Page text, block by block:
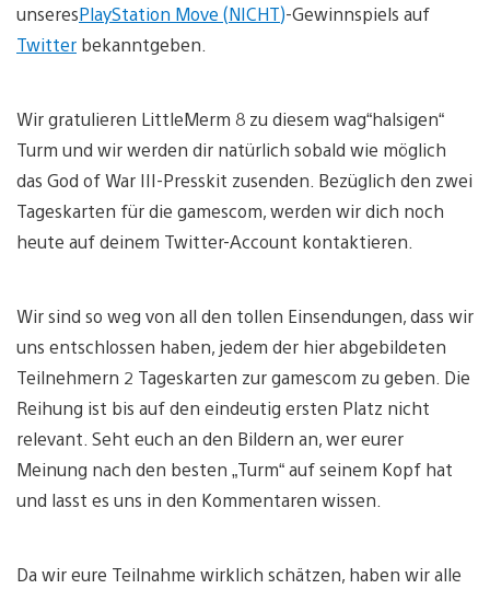
unseresPlayStation Move (NICHT)-Gewinnspiels auf
Twitter bekanntgeben.
Wir gratulieren LittleMerm 8 zu diesem wag“halsigen“
Turm und wir werden dir natürlich sobald wie möglich
das God of War III-Presskit zusenden. Bezüglich den zwei
Tageskarten für die gamescom, werden wir dich noch
heute auf deinem Twitter-Account kontaktieren.
Wir sind so weg von all den tollen Einsendungen, dass wir
uns entschlossen haben, jedem der hier abgebildeten
Teilnehmern 2 Tageskarten zur gamescom zu geben. Die
Reihung ist bis auf den eindeutig ersten Platz nicht
relevant. Seht euch an den Bildern an, wer eurer
Meinung nach den besten „Turm“ auf seinem Kopf hat
und lasst es uns in den Kommentaren wissen.
Da wir eure Teilnahme wirklich schätzen, haben wir alle